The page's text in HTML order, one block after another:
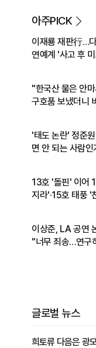
아주PICK
이재룡 재판行…
연예계 '사고 후
"한국산 물은 안
구호품 보냈더니
'태도 논란' 정준
면 안 되는 사람인
13호 '돌핀' 이어
지라'·15호 태풍 '
이상준, LA 공연
"너무 죄송…연구
글로벌 뉴스
희토류 다음은 광